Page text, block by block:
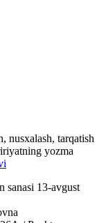
nusxalash, tarqatish
yozma
13-avgust